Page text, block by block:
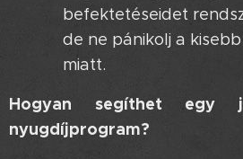
befektetéseidet
de ne pánikolj a
miatt.
Hogyan segíthet egy
nyugdíjprogram?